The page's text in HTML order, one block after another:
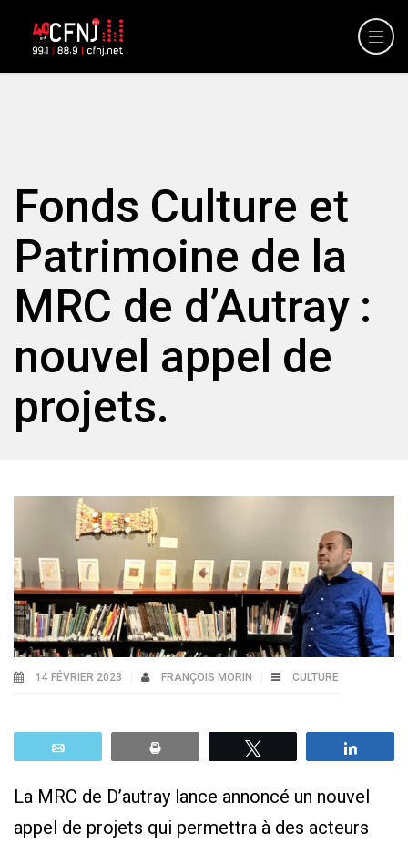
Fonds Culture et
Patrimoine de la
MRC de d’Autray :
nouvel appel de
projets.
14 FÉVRIER 2023 FRANÇOIS MORIN CULTURE
La MRC de D’autray lance annoncé un nouvel
appel de projets qui permettra à des acteurs